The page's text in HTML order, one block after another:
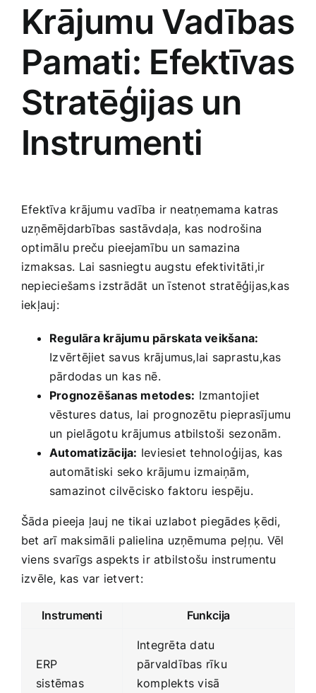
Krājumu ​Vadības‍
Pamati: Efektīvas
Stratēģijas un
Instrumenti
Efektīva krājumu vadība ir neatņemama katras
uzņēmējdarbības sastāvdaļa, kas⁣ nodrošina
optimālu⁤ preču pieejamību un samazina
izmaksas. ⁤Lai sasniegtu augstu‌ efektivitāti,ir
nepieciešams ⁣izstrādāt un ‌īstenot stratēģijas,kas
iekļauj:
Regulāra krājumu pārskata veikšana:
⁢Izvērtējiet savus krājumus,lai saprastu,kas
pārdodas un⁤ kas nē.
Prognozēšanas metodes: Izmantojiet
vēstures datus, lai prognozētu pieprasījumu
un pielāgotu krājumus atbilstoši sezonām.
Automatizācija: Ieviesiet tehnoloģijas, kas‍
automātiski seko krājumu izmaiņām,
samazinot cilvēcisko faktoru iespēju.
Šāda pieeja ļauj ne tikai uzlabot piegādes ķēdi,
bet arī maksimāli palielina uzņēmuma peļņu. Vēl
viens svarīgs aspekts ir atbilstošu instrumentu
izvēle, kas var ietvert:
Instrumenti Funkcija
ERP
sistēmas
Integrēta‌ datu
pārvaldības rīku
komplekts visā